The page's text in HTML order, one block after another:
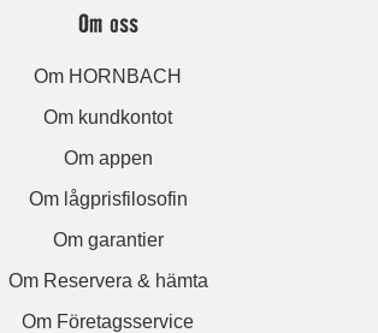
Om oss
Om HORNBACH
Om kundkontot
Om appen
Om lågprisfilosofin
Om garantier
Om Reservera & hämta
Om Företagsservice